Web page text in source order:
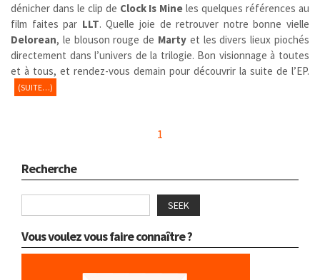
dénicher dans le clip de Clock Is Mineles quelques références au
film faites par LLT. Quelle joie de retrouver notre bonne vielle
Delorean, le blouson rouge de Marty et les divers lieux piochés
directement dans l’univers de la trilogie. Bon visionnage à toutes
et à tous, et rendez-vous demain pour découvrir la suite de l’EP.
(SUITE…)
1
Recherche
SEEK
Vous voulez vous faire connaître ?